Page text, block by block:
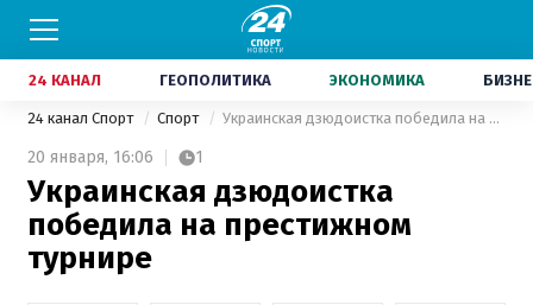
24 КАНАЛ ГЕОПОЛИТИКА ЭКОНОМИКА
24 канал Спорт Спорт Украинская дзюдоистка победила на престижном турнире
20 января, 16:06 1
Украинская дзюдоистка
победила на престижном
турнире